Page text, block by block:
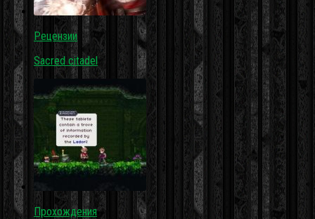
Рецензии
Sacred citadel
Прохождения